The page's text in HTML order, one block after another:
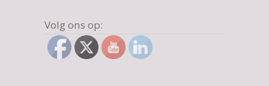
Volg ons op: